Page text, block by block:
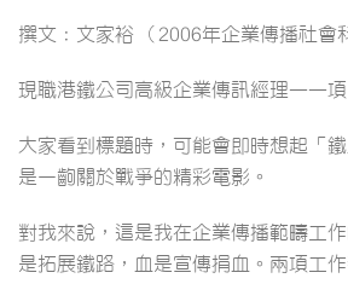
撰文：文家裕 （2006年企業傳播社會
現職港鐵公司高級企業傳訊經理——
大家看到標題時，可能會即時想起「
是一齣關於戰爭的精彩電影。
對我來說，這是我在企業傳播範疇工
是拓展鐵路，血是宣傳捐血。兩項工